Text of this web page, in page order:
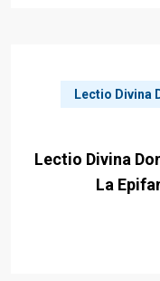
Lectio Divina
Lectio Divina
La